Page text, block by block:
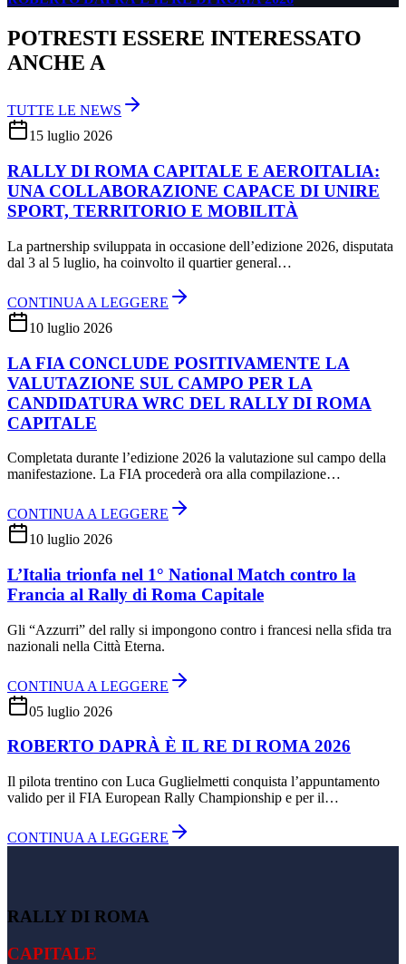
POTRESTI ESSERE INTERESSATO
ANCHE A
TUTTE LE NEWS
15 luglio 2026
RALLY DI ROMA CAPITALE E AEROITALIA:
UNA COLLABORAZIONE CAPACE DI UNIRE
SPORT, TERRITORIO E MOBILITÀ
La partnership sviluppata in occasione dell’edizione 2026, disputata
dal 3 al 5 luglio, ha coinvolto il quartier general…
CONTINUA A LEGGERE
10 luglio 2026
LA FIA CONCLUDE POSITIVAMENTE LA
VALUTAZIONE SUL CAMPO PER LA
CANDIDATURA WRC DEL RALLY DI ROMA
CAPITALE
Completata durante l’edizione 2026 la valutazione sul campo della
manifestazione. La FIA procederà ora alla compilazione…
CONTINUA A LEGGERE
10 luglio 2026
L’Italia trionfa nel 1° National Match contro la
Francia al Rally di Roma Capitale
Gli “Azzurri” del rally si impongono contro i francesi nella sfida tra
nazionali nella Città Eterna.
CONTINUA A LEGGERE
05 luglio 2026
ROBERTO DAPRÀ È IL RE DI ROMA 2026
Il pilota trentino con Luca Guglielmetti conquista l’appuntamento
valido per il FIA European Rally Championship e per il…
CONTINUA A LEGGERE
RALLY DI ROMA
CAPITALE